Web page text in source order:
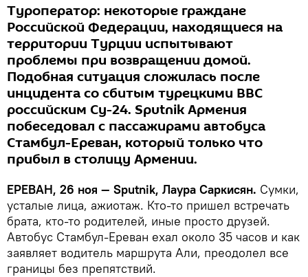
Туроператор: некоторые граждане
Российской Федерации, находящиеся на
территории Турции испытывают
проблемы при возвращении домой.
Подобная ситуация сложилась после
инцидента со сбитым турецкими ВВС
российским Су-24. Sputnik Армения
побеседовал с пассажирами автобуса
Стамбул-Ереван, который только что
прибыл в столицу Армении.
ЕРЕВАН, 26 ноя — Sputnik, Лаура Саркисян. Сумки,
усталые лица, ажиотаж. Кто-то пришел встречать
брата, кто-то родителей, иные просто друзей.
Автобус Стамбул-Ереван ехал около 35 часов и как
заявляет водитель маршрута Али, преодолел все
границы без препятствий.